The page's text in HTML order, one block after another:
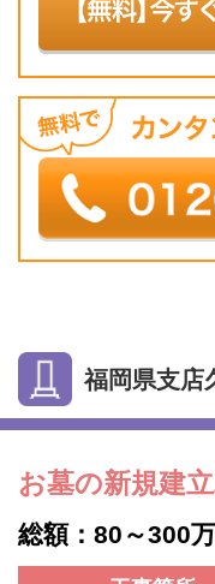
福岡県支店
お墓の新規建
総額：80～300